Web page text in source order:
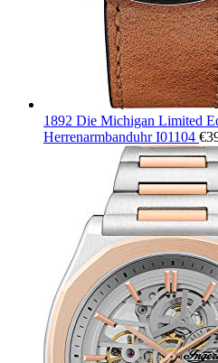
1892 Die Michigan Limited
Herrenarmbanduhr I01104 €